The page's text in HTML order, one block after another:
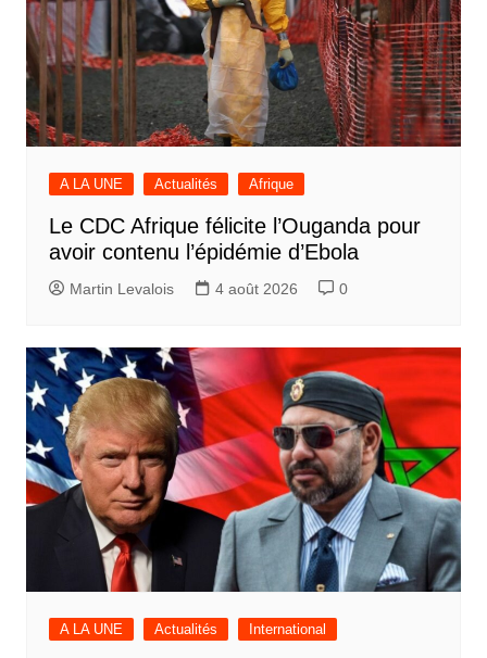
A LA UNE Actualités Afrique
Le CDC Afrique félicite l’Ouganda pour
avoir contenu l’épidémie d’Ebola
Martin Levalois 4 août 2026 0
A LA UNE Actualités International